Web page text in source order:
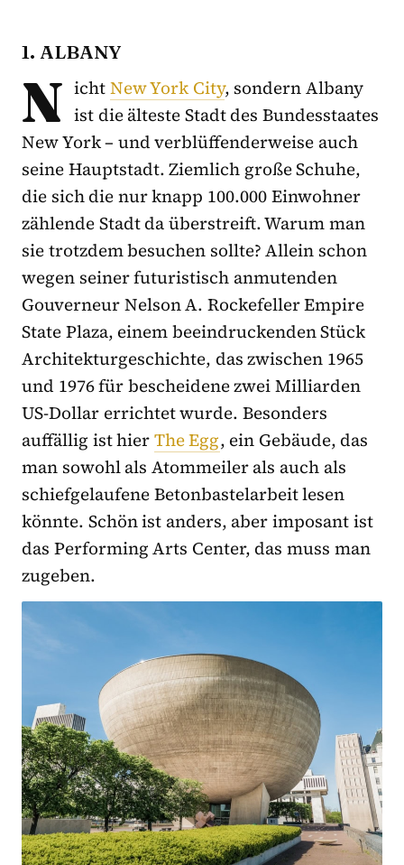
1. ALBANY
N ichtNew York City, sondern Albany
ist die älteste Stadt des Bundesstaates
New York – und verblüffenderweise auch
seine Hauptstadt. Ziemlich große Schuhe,
die sich die nur knapp 100.000 Einwohner
zählende Stadt da überstreift. Warum man
sie trotzdem besuchen sollte? Allein schon
wegen seiner futuristisch anmutenden
Gouverneur Nelson A. Rockefeller Empire
State Plaza, einem beeindruckenden Stück
Architekturgeschichte, das zwischen 1965
und 1976 für bescheidene zwei Milliarden
US-Dollar errichtet wurde. Besonders
auffällig ist hierThe Egg, ein Gebäude, das
man sowohl als Atommeiler als auch als
schiefgelaufene Betonbastelarbeit lesen
könnte. Schön ist anders, aber imposant ist
das Performing Arts Center, das muss man
zugeben.